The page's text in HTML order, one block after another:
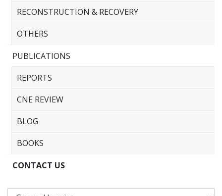
RECONSTRUCTION & RECOVERY
OTHERS
PUBLICATIONS
REPORTS
CNE REVIEW
BLOG
BOOKS
CONTACT US